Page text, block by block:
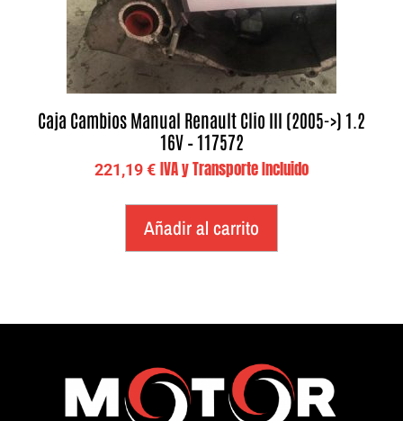
Caja Cambios Manual Renault Clio III (2005->) 1.2
16V – 117572
221,19€ IVA y Transporte Incluido
Añadir al carrito